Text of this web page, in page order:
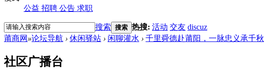
公益 招聘 公告 求职
搜索 搜索 热搜: 活动 交友 discuz
莆商网 »论坛导航 › 休闲驿站 › 闲聊灌水 › 千里舜德赴莆阳，一脉忠义承千秋
社区广播台